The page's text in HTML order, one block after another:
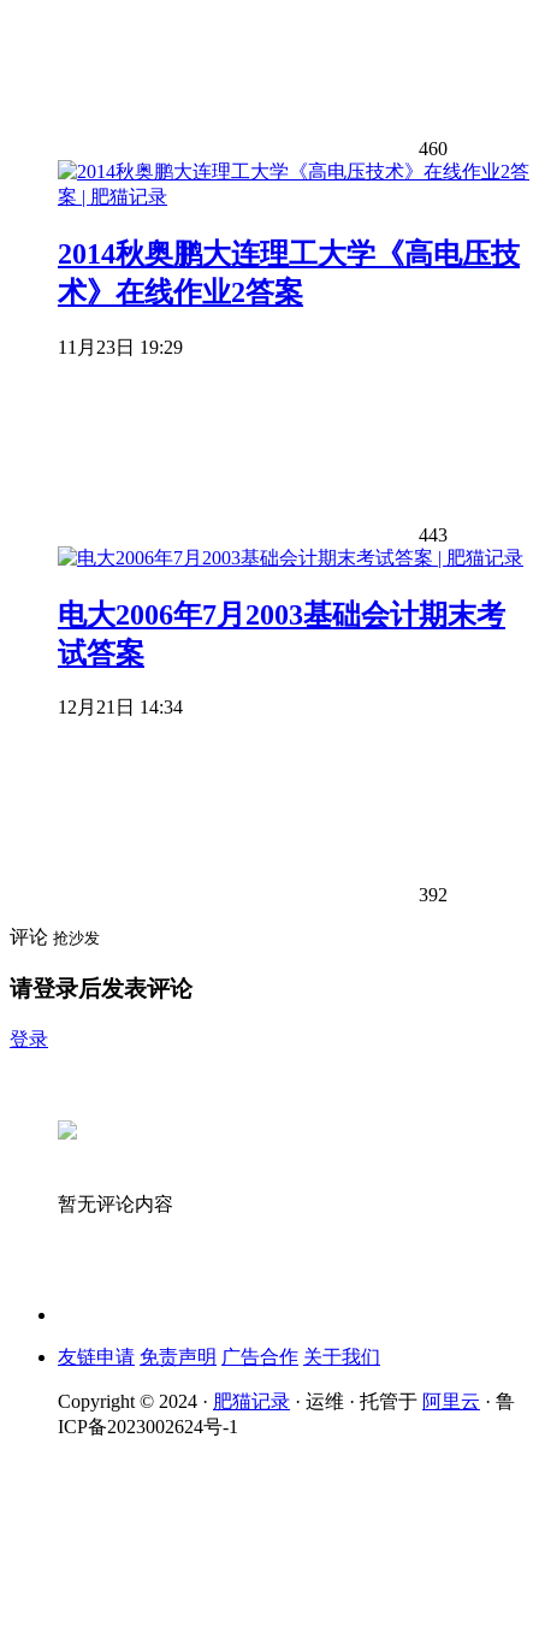
460
2014秋奥鹏大连理工大学《高电压技
术》在线作业2答案
11月23日 19:29
443
电大2006年7月2003基础会计期末考
试答案
12月21日 14:34
392
评论 抢沙发
请登录后发表评论
登录
暂无评论内容
友链申请 免责声明 广告合作 关于我们
Copyright © 2024 · 肥猫记录 · 运维 · 托管于 阿里云 · 鲁
ICP备2023002624号-1